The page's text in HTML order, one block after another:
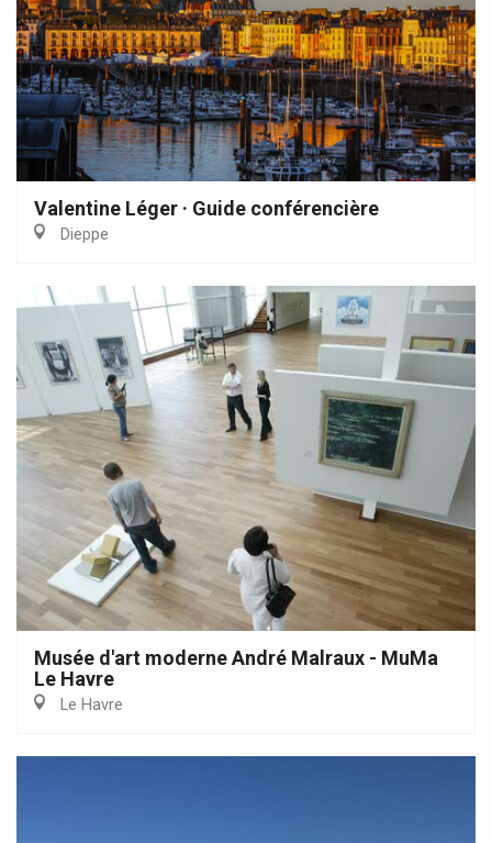
Valentine Léger · Guide conférencière
Dieppe
Musée d'art moderne André Malraux - MuMa
Le Havre
Le Havre